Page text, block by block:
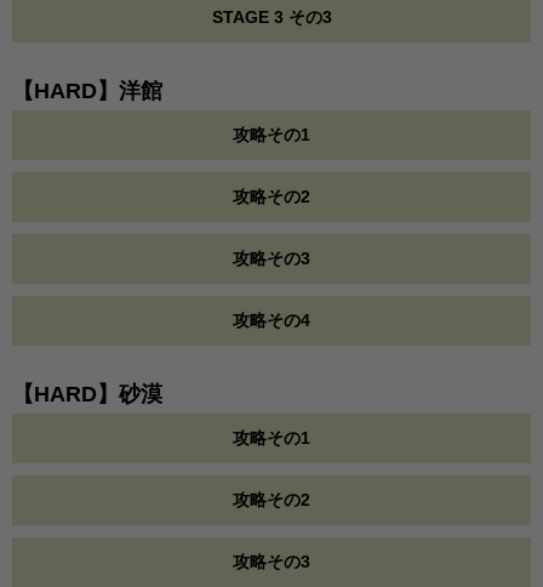
STAGE 3 その3
【HARD】洋館
攻略その1
攻略その2
攻略その3
攻略その4
【HARD】砂漠
攻略その1
攻略その2
攻略その3